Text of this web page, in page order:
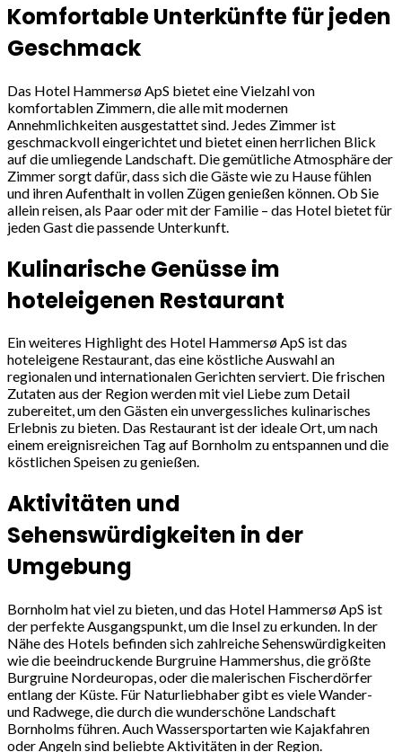
Komfortable Unterkünfte für jeden
Geschmack
Das Hotel Hammersø ApS bietet eine Vielzahl von
komfortablen Zimmern, die alle mit modernen
Annehmlichkeiten ausgestattet sind. Jedes Zimmer ist
geschmackvoll eingerichtet und bietet einen herrlichen Blick
auf die umliegende Landschaft. Die gemütliche Atmosphäre der
Zimmer sorgt dafür, dass sich die Gäste wie zu Hause fühlen
und ihren Aufenthalt in vollen Zügen genießen können. Ob Sie
allein reisen, als Paar oder mit der Familie – das Hotel bietet für
jeden Gast die passende Unterkunft.
Kulinarische Genüsse im
hoteleigenen Restaurant
Ein weiteres Highlight des Hotel Hammersø ApS ist das
hoteleigene Restaurant, das eine köstliche Auswahl an
regionalen und internationalen Gerichten serviert. Die frischen
Zutaten aus der Region werden mit viel Liebe zum Detail
zubereitet, um den Gästen ein unvergessliches kulinarisches
Erlebnis zu bieten. Das Restaurant ist der ideale Ort, um nach
einem ereignisreichen Tag auf Bornholm zu entspannen und die
köstlichen Speisen zu genießen.
Aktivitäten und
Sehenswürdigkeiten in der
Umgebung
Bornholm hat viel zu bieten, und das Hotel Hammersø ApS ist
der perfekte Ausgangspunkt, um die Insel zu erkunden. In der
Nähe des Hotels befinden sich zahlreiche Sehenswürdigkeiten
wie die beeindruckende Burgruine Hammershus, die größte
Burgruine Nordeuropas, oder die malerischen Fischerdörfer
entlang der Küste. Für Naturliebhaber gibt es viele Wander-
und Radwege, die durch die wunderschöne Landschaft
Bornholms führen. Auch Wassersportarten wie Kajakfahren
oder Angeln sind beliebte Aktivitäten in der Region.